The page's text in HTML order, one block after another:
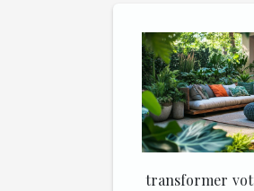
transformer